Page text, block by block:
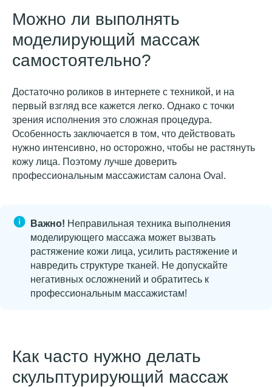
Можно ли выполнять
моделирующий массаж
самостоятельно?
Достаточно роликов в интернете с техникой, и на
первый взгляд все кажется легко. Однако с точки
зрения исполнения это сложная процедура.
Особенность заключается в том, что действовать
нужно интенсивно, но осторожно, чтобы не растянуть
кожу лица. Поэтому лучше доверить
профессиональным массажистам салона Oval.
Важно! Неправильная техника выполнения
моделирующего массажа может вызвать
растяжение кожи лица, усилить растяжение и
навредить структуре тканей. Не допускайте
негативных осложнений и обратитесь к
профессиональным массажистам!
Как часто нужно делать
скульптурирующий массаж
блоге
отдел
комментарий или
предложение по телефону
+7 (921) 753 4388
заботы